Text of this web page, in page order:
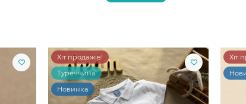
Хіт продажів!
Туреччина
Новинка
Хіт